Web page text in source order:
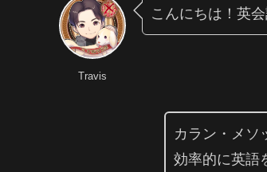
Travis
こんにちは！英
カラン・メソ
効率的に英語